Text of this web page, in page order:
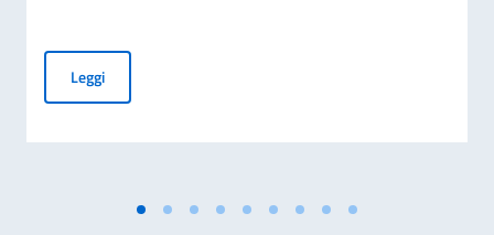
LeggiGiornata passaporti a Cali 12 agosto 2026